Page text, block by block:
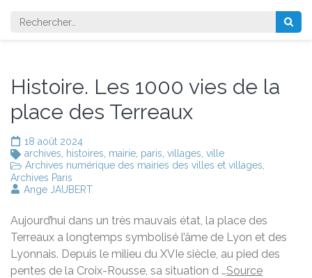
Rechercher
Histoire. Les 1000 vies de la
place des Terreaux
18 août 2024
archives
histoires mairie paris villages ville
Archives numérique des mairies des villes et villages
Archives Paris
Ange JAUBERT
Aujourd’hui dans un très mauvais état, la place des
Terreaux a longtemps symbolisé l’âme de Lyon et des
Lyonnais. Depuis le milieu du XVIe siècle, au pied des
pentes de la Croix-Rousse, sa situation d …Source